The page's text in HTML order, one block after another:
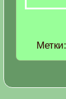
Метки: